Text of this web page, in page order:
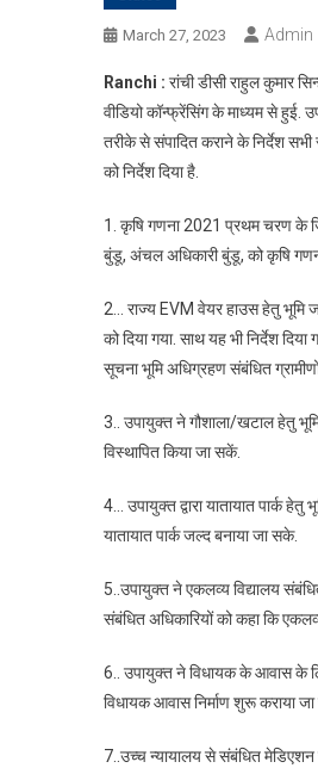
March 27, 2023 Admin
Ranchi : रांची डीसी राहुल कुमार
वीडियो कॉन्फ्रेंसिंग के माध्यम से हुई.
तरीके से संपादित कराने के निर्देश सभी
को निर्देश दिया है.
1. कृषि गणना 2021 प्रथम चरण के
बुंडू, अंचल अधिकारी बुंडू, को कृषि
2… राज्य EVM वेयर हाउस हेतु भूमि
को दिया गया. साथ यह भी निर्देश
सूचना भूमि अधिग्रहण संबंधित
3.. उपायुक्त ने गौशाला/खटाल हेतु
विस्थापित किया जा सकें.
4… उपायुक्त द्वारा यातायात पार्क
यातायात पार्क जल्द बनाया जा सके.
5..उपायुक्त ने एकलव्य विद्यालय
संबंधित अधिकारियों को कहा कि
6.. उपायुक्त ने विधायक के आवास के
विधायक आवास निर्माण शुरू कराया
7..उच्च न्यायालय से संबंधित